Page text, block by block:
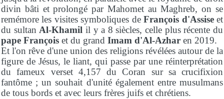
divin bâti et prolongé par Mahomet au Maghreb, on se
remémore les visites symboliques deFrançois d'Assiseet
du sultan Al-Khamil il y a 8 siècles, celle plus récente du
pape François et du grand Imam d'Al-Azhar en 2019.
Et l'on rêve d'une union des religions révélées autour de la
figure de Jésus, le liant, qui passe par une réinterprétation
du fameux verset 4,157 du Coran sur sa crucifixion
fantôme ; un souhait d'unité également entre musulmans
de tous bords et avec leurs frères juifs et chrétiens.